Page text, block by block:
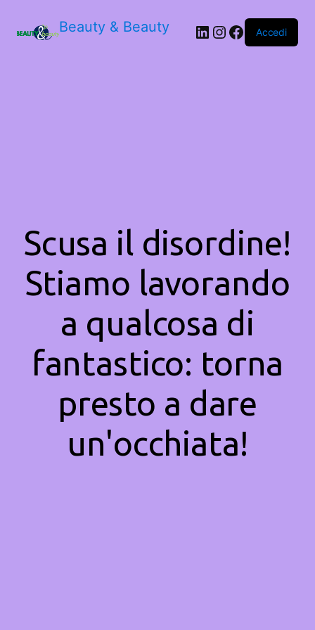
Beauty & Beauty LinkedIn
Instagram
Facebook
Accedi
Scusa il disordine!
Stiamo lavorando
a qualcosa di
fantastico: torna
presto a dare
un'occhiata!